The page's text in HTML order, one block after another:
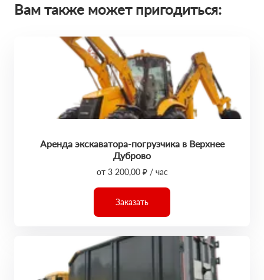
Вам также может пригодиться:
Аренда экскаватора-погрузчика в Верхнее
Дуброво
от 3 200,00 ₽ / час
Заказать